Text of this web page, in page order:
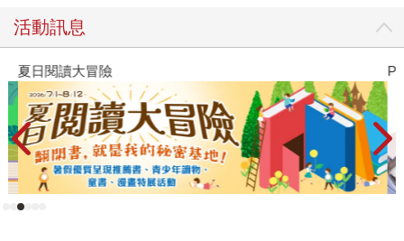
活動訊息
夏日閱讀大冒險